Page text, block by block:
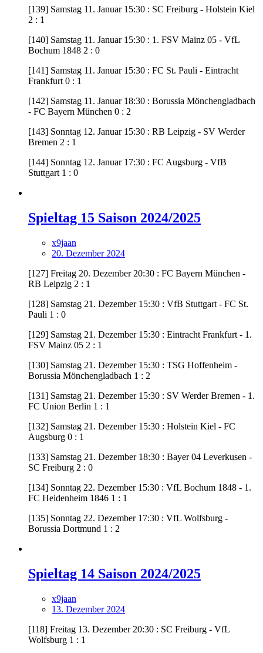
[139] Samstag 11. Januar 15:30 : SC Freiburg - Holstein Kiel
2 : 1
[140] Samstag 11. Januar 15:30 : 1. FSV Mainz 05 - VfL
Bochum 1848 2 : 0
[141] Samstag 11. Januar 15:30 : FC St. Pauli - Eintracht
Frankfurt 0 : 1
[142] Samstag 11. Januar 18:30 : Borussia Mönchengladbach
- FC Bayern München 0 : 2
[143] Sonntag 12. Januar 15:30 : RB Leipzig - SV Werder
Bremen 2 : 1
[144] Sonntag 12. Januar 17:30 : FC Augsburg - VfB
Stuttgart 1 : 0
Spieltag 15 Saison 2024/2025
x9jaan
20. Dezember 2024
[127] Freitag 20. Dezember 20:30 : FC Bayern München -
RB Leipzig 2 : 1
[128] Samstag 21. Dezember 15:30 : VfB Stuttgart - FC St.
Pauli 1 : 0
[129] Samstag 21. Dezember 15:30 : Eintracht Frankfurt - 1.
FSV Mainz 05 2 : 1
[130] Samstag 21. Dezember 15:30 : TSG Hoffenheim -
Borussia Mönchengladbach 1 : 2
[131] Samstag 21. Dezember 15:30 : SV Werder Bremen - 1.
FC Union Berlin 1 : 1
[132] Samstag 21. Dezember 15:30 : Holstein Kiel - FC
Augsburg 0 : 1
[133] Samstag 21. Dezember 18:30 : Bayer 04 Leverkusen -
SC Freiburg 2 : 0
[134] Sonntag 22. Dezember 15:30 : VfL Bochum 1848 - 1.
FC Heidenheim 1846 1 : 1
[135] Sonntag 22. Dezember 17:30 : VfL Wolfsburg -
Borussia Dortmund 1 : 2
Spieltag 14 Saison 2024/2025
x9jaan
13. Dezember 2024
[118] Freitag 13. Dezember 20:30 : SC Freiburg - VfL
Wolfsburg 1 : 1